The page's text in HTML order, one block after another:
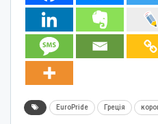
EuroPride Греція